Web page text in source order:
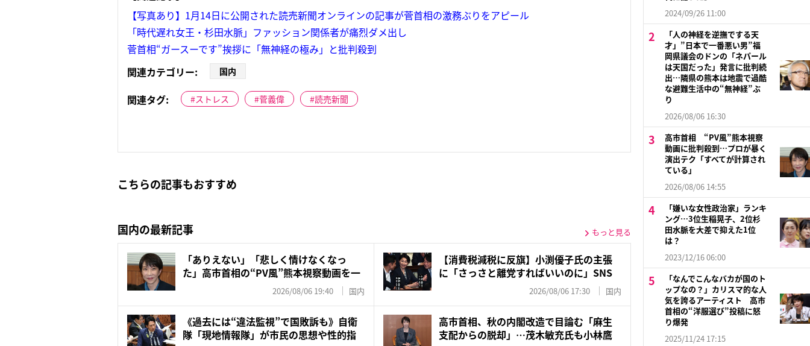
【写真あり】1月14日に公開された読売新聞オンラインの記事が菅首相の激務ぶりをアピール
「時代遅れ女王・杉田水脈」ファッション関係者が痛烈ダメ出し
菅首相“ガースーです”挨拶に「無神経の極み」と批判殺到
関連カテゴリー:
国内
関連タグ: ストレス 菅義偉 読売新聞
こちらの記事もおすすめ
国内の最新記事 もっと見る
「ありえない」「悲しく情けなくなっ
た」高市首相の“PV風”熊本視察動画を一
2026/08/06 19:40 国内
【消費税減税に反旗】小渕優子氏の主張
に「さっさと離党すればいいのに」SNS
2026/08/06 17:30 国内
《過去には“違法監視”で国敗訴も》自衛
隊「現地情報隊」が市民の思想や性的指
高市首相、秋の内閣改造で目論む「麻生
支配からの脱却」…茂木敏充氏も小林鷹
2024/09/26 11:00
「人の神経を逆撫でする天
才」”日本で一番悪い男”福
岡県議会のドンの「ネパール
は天国だった」発言に批判続
出…隣県の熊本は地震で過酷
な避難生活中の“無神経”ぶ
り
2026/08/06 16:30
高市首相 “PV風”熊本視察
動画に批判殺到…プロが暴く
演出テク「すべてが計算され
ている」
2026/08/06 14:55
「嫌いな女性政治家」ランキ
ング…3位生稲晃子、2位杉
田水脈を大差で抑えた1位
は？
2023/12/16 06:00
「なんでこんなバカが国のト
ップなの？」カリスマ的な人
気を誇るアーティスト 高市
首相の“洋服選び”投稿に怒
り爆発
2025/11/24 17:15